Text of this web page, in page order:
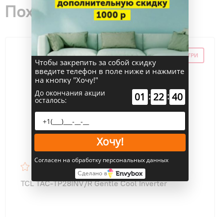
Похожие товары
СКИДКА ПО ПРОМОКОДУ ВНУТРИ
TCL TAC-TP28INV/R Gentle Cool Inverter
Чтобы закрепить за собой скидку
введите телефон в поле ниже и нажмите
на кнопку "Хочу!"
До окончания акции
осталось: 01 : 22 : 40
Хочу!
Согласен на обработку персональных данных
Сделано в